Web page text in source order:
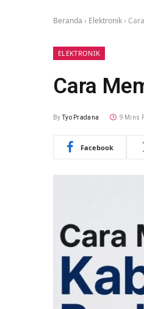
Beranda › Elektronik ›
ELEKTRONIK
Cara
By Tyo Pradana 9 Mins
Facebook